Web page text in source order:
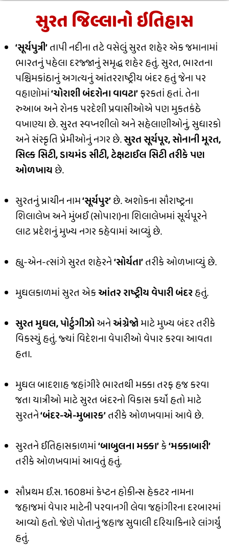
સુરત જિલ્લાનો ઇતિહાસ
‘સૂર્યપુત્રી’તાપી નદીના તટે વસેલું સુરત શહેર એક જમાનામાં
ભા૨તનું પહેલા દરજ્જાનું સમૃદ્ધ શહેર હતું. સુરત, ભારતના
પશ્ચિમકાંઠાનું અગત્યનું આંતરરાષ્ટ્રીય બંદર હતું જેના પર
વહાણોમાં‘ચોરાશી બંદરોના વાવટા’ફરકતાં હતાં. તેના
રુઆબ અને રોનક પરદેશી પ્રવાસીઓએ પણ મુકતકંઠે
વખાણ્યા છે. સુરત સ્વપ્નશીલો અને સહેલાણીઓનું, સુધારકો
અને સંસ્કૃતિ પ્રેમીઓનું નગર છે.સુરત સૂર્યપૂર, સોનાની મૂરત,
સિલ્ક સિટી, ડાયમંડ સીટી, ટેક્ષટાઈલ સિટી તરીકે પણ
ઓળખાયછે.
સુરતનું પ્રાચીન નામ‘સૂર્યપુર’છે. અશોકના સૌરાષ્ટ્રના
શિલાલેખ અને મુંબઈ (સોપારા)ના શિલાલેખમાં સૂર્યપૂરને
લાટ પ્રદેશનું મુખ્ય નગર કહેવામાં આવ્યું છે.
હ્યુ-એન-ત્સાંગે સુરત શહેરને‘સોર્યતા’તરીકે ઓળખાવ્યું છે.
મુઘલકાળમાં સુરત એકઆંત૨ રાષ્ટ્રીય વેપારી બંદરહતું.
સુરત મુઘલ, પોર્ટુગીઝોઅનેઅંગ્રેજોમાટે મુખ્ય બંદર તરીકે
વિકસ્યું હતું. જ્યાં વિદેશના વેપારીઓ વેપાર કરવા આવતા
હતા.
મુઘલ બાદશાહ જહાંગીરે ભારતથી મક્કા તરફ હજ કરવા
જતા યાત્રીઓ માટે સુરત બંદરનો વિકાસ કર્યો હતો માટે
સુરતને‘બંદર-એ-મુબારક’તરીકે ઓળખવામાં આવે છે.
સુરતને ઈતિહાસકાળમાં‘બાબુલના મક્કા’કે‘મક્કાબારી’
તરીકે ઓળખવામાં આવતું હતું.
સૌપ્રથમ ઈ.સ. 1608માં કેપ્ટન હોકીન્સ હેકટર નામના
જહાજમાં વેપાર માટેની પરવાનગી લેવા જહાંગીરના દરબારમાં
આવ્યો હતો. જેણે પોતાનું જહાજ સુવાલી દરિયાકિનારે લાંગર્યું
હતું.